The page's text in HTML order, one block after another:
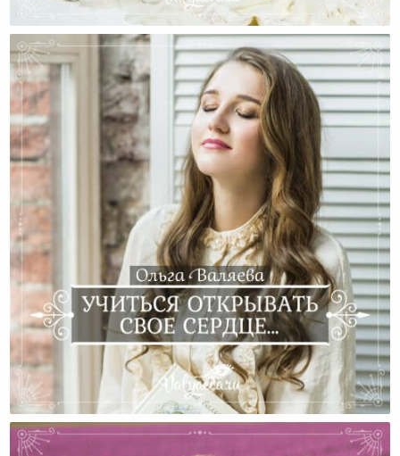
О Знаках. Зачем Слушать Свое Сердце?
Учиться Открывать Свое Сердце…